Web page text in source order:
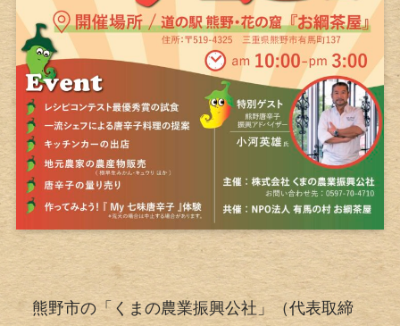
熊野市の「くまの農業振興公社」（代表取締